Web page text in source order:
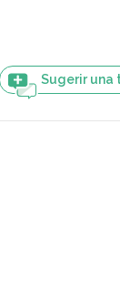
Sugerir una